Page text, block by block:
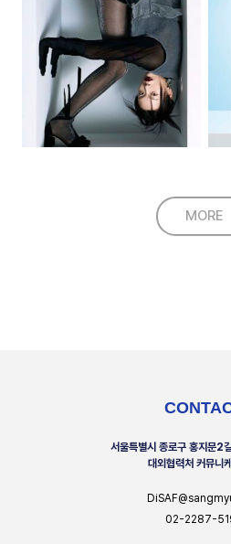
MORE
서울특별시 종로구 홍지문2
대외협력처 커뮤니
02-2287-